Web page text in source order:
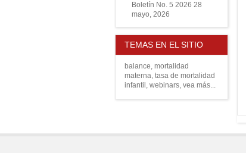
Boletín No. 5 2026 28
mayo, 2026
TEMAS EN EL SITIO
balance, mortalidad
materna, tasa de mortalidad
infantil , webinars, vea más...